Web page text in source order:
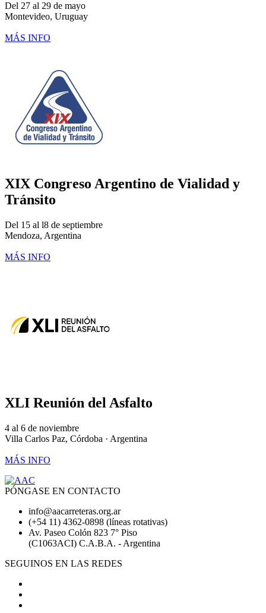
Del 27 al 29 de mayo
Montevideo, Uruguay
MÁS INFO
XIX Congreso Argentino de Vialidad y
Tránsito
Del 15 al l8 de septiembre
Mendoza, Argentina
MÁS INFO
XLI Reunión del Asfalto
4 al 6 de noviembre
Villa Carlos Paz, Córdoba · Argentina
MÁS INFO
PÓNGASE EN CONTACTO
info@aacarreteras.org.ar
(+54 11) 4362-0898 (líneas rotativas)
Av. Paseo Colón 823 7° Piso
(C1063ACI) C.A.B.A. - Argentina
SEGUINOS EN LAS REDES